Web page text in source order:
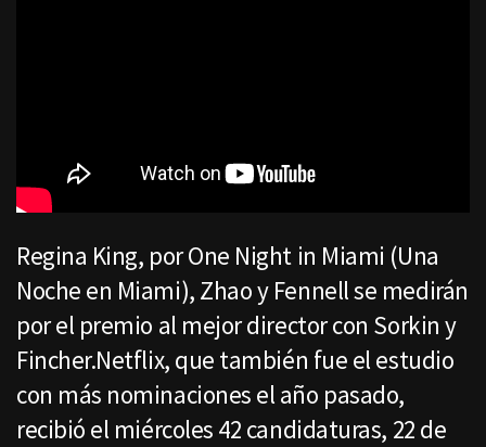
Regina King, por One Night in Miami (Una
Noche en Miami), Zhao y Fennell se medirán
por el premio al mejor director con Sorkin y
Fincher.Netflix, que también fue el estudio
con más nominaciones el año pasado,
recibió el miércoles 42 candidaturas, 22 de